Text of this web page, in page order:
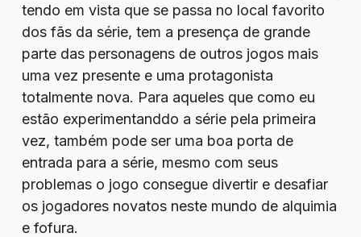
tendo em vista que se passa no local favorito
dos fãs da série, tem a presença de grande
parte das personagens de outros jogos mais
uma vez presente e uma protagonista
totalmente nova. Para aqueles que como eu
estão experimentanddo a série pela primeira
vez, também pode ser uma boa porta de
entrada para a série, mesmo com seus
problemas o jogo consegue divertir e desafiar
os jogadores novatos neste mundo de alquimia
e fofura.